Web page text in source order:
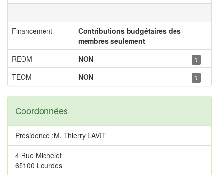
Financement
Contributions budgétaires des
membres seulement
REOM
NON ?
TEOM NON ?
Coordonnées
Présidence :M. Thierry LAVIT
4 Rue Michelet
65100 Lourdes